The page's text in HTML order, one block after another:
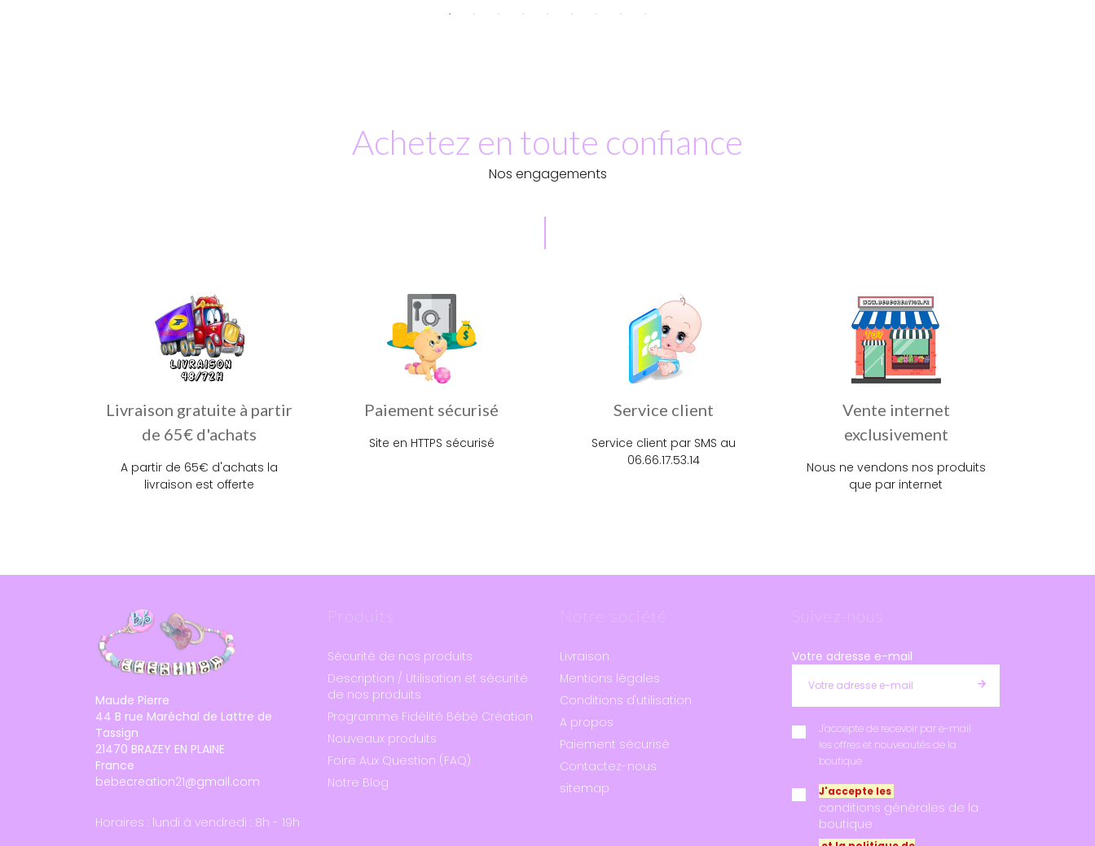
Achetez en toute confiance
Nos engagements
Livraison gratuite à partir
de 65€ d'achats
A partir de 65€ d'achats la
livraison est offerte
Paiement sécurisé
Site en HTTPS sécurisé
Service client
Service client par SMS au
06.66.17.53.14
Vente internet
exclusivement
Nous ne vendons nos produits
que par internet
Maude Pierre
44 B rue Maréchal de Lattre de
Tassign
21470 BRAZEY EN PLAINE
France
bebecreation21@gmail.com
Horaires : lundi à vendredi : 8h - 19h
Produits
Sécurité de nos produits
Description / Utilisation et sécurité
de nos produits
Programme Fidélité Bébé Création
Nouveaux produits
Foire Aux Question (FAQ)
Notre Blog
Notre société
Livraison
Mentions légales
Conditions d'utilisation
A propos
Paiement sécurisé
Contactez-nous
sitemap
Suivez-nous
Votre adresse e-mail
J'accepte de recevoir par e-mail
les offres et nouveautés de la
boutique
J'accepte les
conditions générales de la
boutique